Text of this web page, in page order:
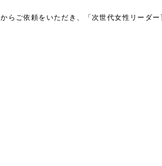
らご依頼をいただき、「次世代女性リーダー